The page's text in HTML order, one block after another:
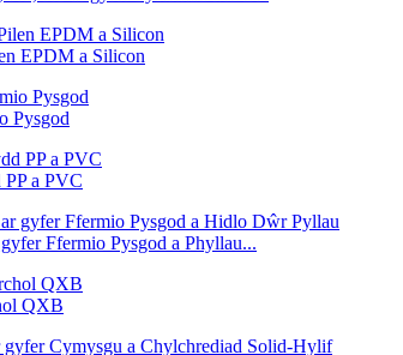
EPDM a Silicon
Pysgod
a PVC
Ffermio Pysgod a Phyllau...
QXB